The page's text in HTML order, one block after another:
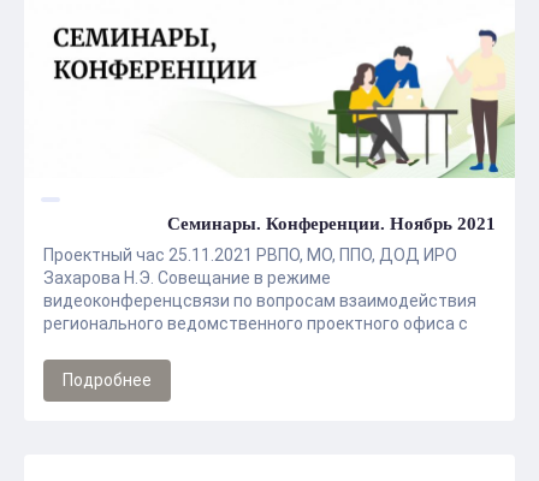
Семинары. Конференции. Ноябрь 2021
Проектный час 25.11.2021 РВПО, МО, ППО, ДОД ИРО
Захарова Н.Э. Совещание в режиме
видеоконференцсвязи по вопросам взаимодействия
регионального ведомственного проектного офиса с
органов ...
Подробнее